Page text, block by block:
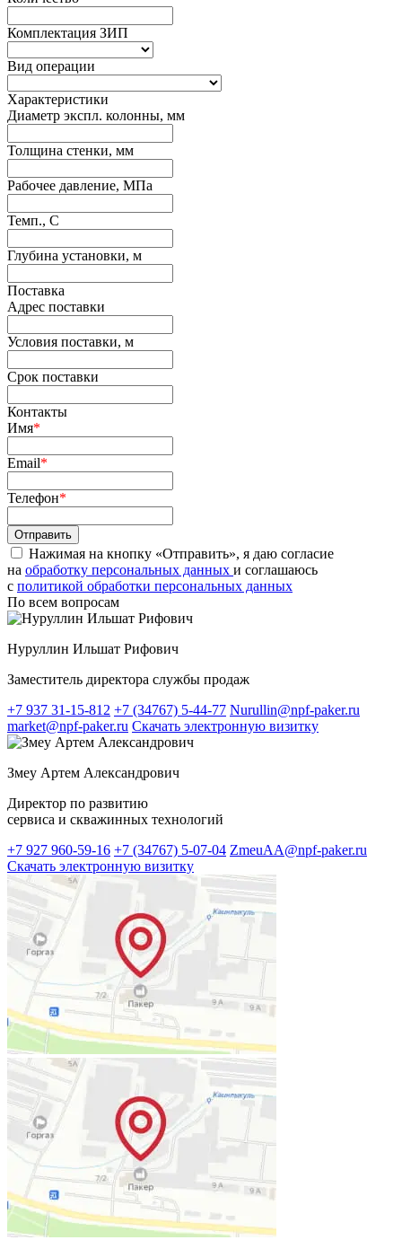
Комплектация ЗИП
Вид операции
Характеристики
Диаметр экспл. колонны, мм
Толщина стенки, мм
Рабочее давление, МПа
Темп., С
Глубина установки, м
Поставка
Адрес поставки
Условия поставки, м
Срок поставки
Контакты
Имя*
Email*
Телефон*
Нажимая на кнопку «Отправить», я даю согласие
на обработку персональных данных и соглашаюсь
c политикой обработки персональных данных
По всем вопросам
Нуруллин Ильшат Рифович
Заместитель директора службы продаж
+7 937 31-15-812 +7 (34767) 5-44-77 Nurullin@npf-paker.ru
market@npf-paker.ru Скачать электронную визитку
Змеу Артем Александрович
Директор по развитию
сервиса и скважинных технологий
+7 927 960-59-16 +7 (34767) 5-07-04 ZmeuAA@npf-paker.ru
Скачать электронную визитку